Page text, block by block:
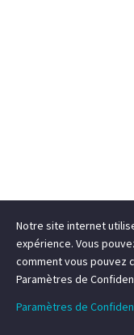
Notre site internet
expérience. Vous
comment vous pouvez
Paramètres de
Paramètres de